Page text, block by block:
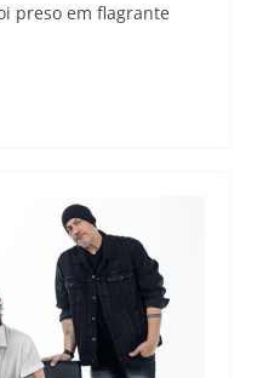
preso em flagrante